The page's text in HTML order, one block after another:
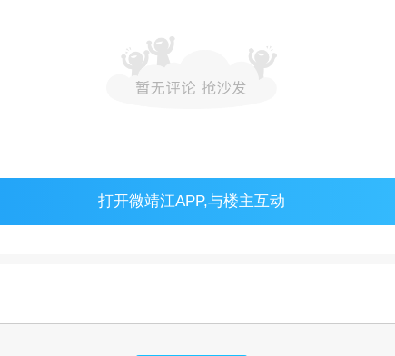
打开微靖江APP,与楼主互动